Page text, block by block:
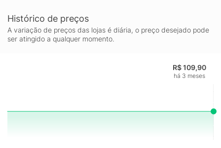
Histórico de preços
A variação de preços das lojas é diária, o preço desejado pode
ser atingido a qualquer momento.
R$ 109,90
há 3 meses